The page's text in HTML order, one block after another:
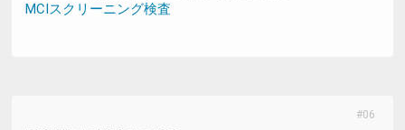
MCIスクリーニング検査